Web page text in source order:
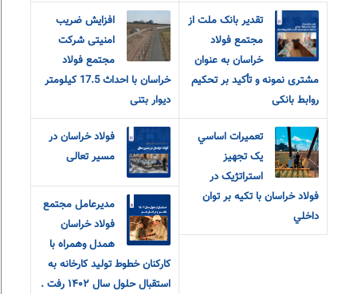
تقدیر بانک ملت از
مجتمع فولاد
خراسان به عنوان
مشتری نمونه و تأکید بر تحکیم
روابط بانکی
افزایش ضریب
امنیتی شرکت
مجتمع فولاد
خراسان با احداث 17.5 کیلومتر
دیوار بتنی
تعميرات اساسي
يک تجهيز
استراتژيک در
فولاد خراسان با تکيه بر توان
داخلي
فولاد خراسان در
مسیر تعالی
مدیرعامل مجتمع
فولاد خراسان
همدل وهمراه با
کارکنان خطوط تولید کارخانه به
استقبال حلول سال ۱۴۰۲ رفت .